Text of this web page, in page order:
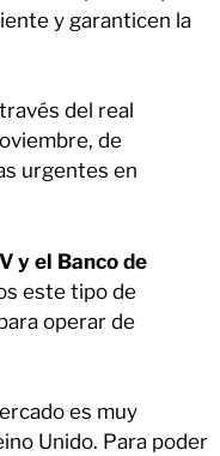
y garanticen la
del real
de
urgentes en
y el Banco de
este tipo de
operar de
es muy
Unido. Para poder